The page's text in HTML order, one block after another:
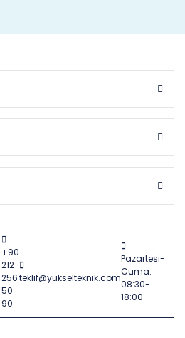
+90
212
256
50
90
teklif@yukselteknik.com
Pazartesi-
Cuma:
08:30-
18:00